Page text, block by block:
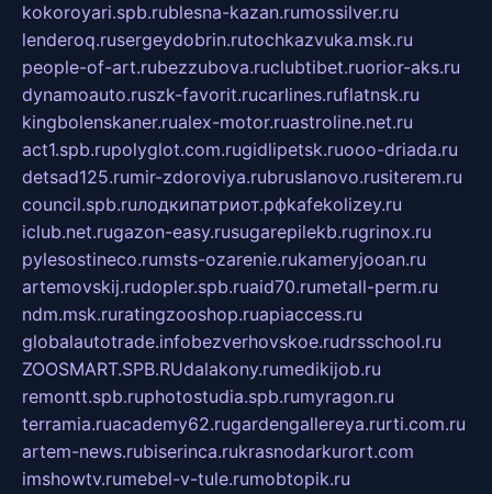
kokoroyari.spb.rublesna-kazan.rumossilver.ru
lenderoq.rusergeydobrin.rutochkazvuka.msk.ru
people-of-art.rubezzubova.ruclubtibet.ruorior-aks.ru
dynamoauto.ruszk-favorit.rucarlines.ruflatnsk.ru
kingbolenskaner.rualex-motor.ruastroline.net.ru
act1.spb.rupolyglot.com.rugidlipetsk.ruooo-driada.ru
detsad125.rumir-zdoroviya.rubruslanovo.rusiterem.ru
council.spb.ruлодкипатриот.рфkafekolizey.ru
iclub.net.rugazon-easy.rusugarepilekb.rugrinox.ru
pylesostineco.rumsts-ozarenie.rukameryjooan.ru
artemovskij.rudopler.spb.ruaid70.rumetall-perm.ru
ndm.msk.ruratingzooshop.ruapiaccess.ru
globalautotrade.infobezverhovskoe.rudrsschool.ru
ZOOSMART.SPB.RUdalakony.rumedikijob.ru
remontt.spb.ruphotostudia.spb.rumyragon.ru
terramia.ruacademy62.rugardengallereya.rurti.com.ru
artem-news.rubiserinca.rukrasnodarkurort.com
imshowtv.rumebel-v-tule.rumobtopik.ru